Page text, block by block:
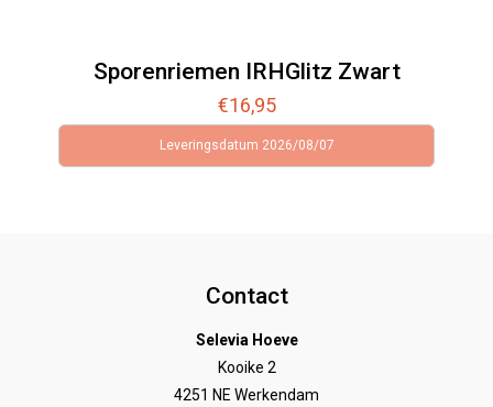
Sporenriemen IRHGlitz Zwart
€16,95
Leveringsdatum 2026/08/07
Contact
Selevia Hoeve
Kooike 2
4251 NE Werkendam